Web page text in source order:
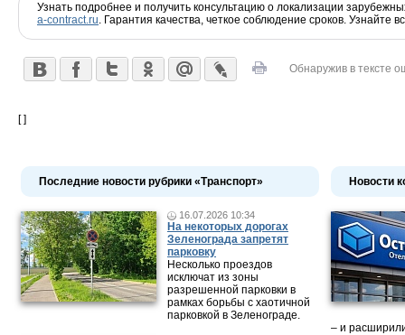
Узнать подробнее и получить консультацию о локализации
a-contract.ru. Гарантия качества, четкое соблюдение сроков. Узнайте
Обнаружив в тексте
[ ]
Последние новости рубрики «Транспорт»
16.07.2026 10:34
На некоторых дорогах
Зеленограда запретят
парковку
Несколько проездов
исключат из зоны
разрешенной парковки в
рамках борьбы с хаотичной
парковкой в Зеленограде.
Новости
– и